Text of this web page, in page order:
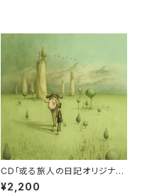
CD「或る旅人の日記オリジナル
サウンドトラック」近藤研二
¥2,200